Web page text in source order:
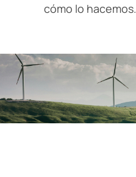
cómo lo hacemos.